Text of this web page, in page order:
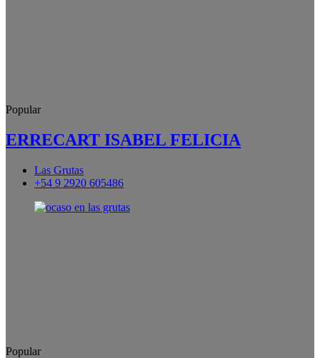
Popular
ERRECART ISABEL FELICIA
Las Grutas
+54 9 2920 605486
Popular